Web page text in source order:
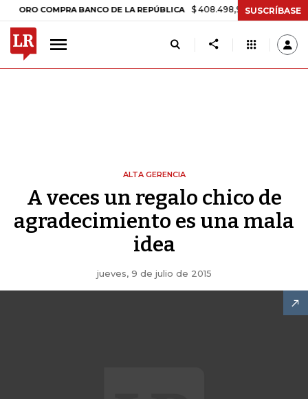
COMPRA BANCO DE LA REPÚBLICA $ 408.498,97 +$ 8.753,81
SUSCRÍBASE
ALTA GERENCIA
A veces un regalo chico de
agradecimiento es una mala
idea
jueves, 9 de julio de 2015